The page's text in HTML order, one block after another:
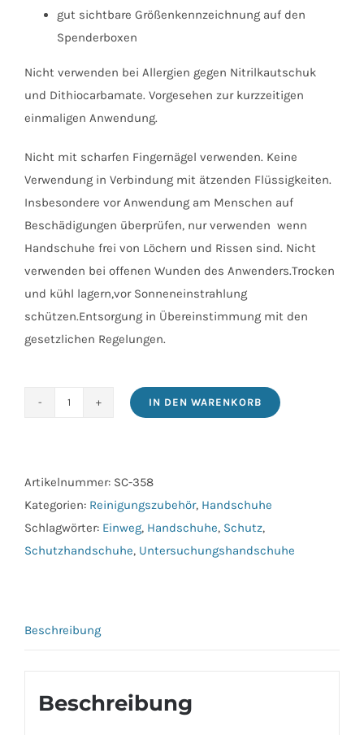
gut sichtbare Größenkennzeichnung auf den
Spenderboxen
Nicht verwenden bei Allergien gegen Nitrilkautschuk
und Dithiocarbamate. Vorgesehen zur kurzzeitigen
einmaligen Anwendung.
Nicht mit scharfen Fingernägel verwenden. Keine
Verwendung in Verbindung mit ätzenden Flüssigkeiten.
Insbesondere vor Anwendung am Menschen auf
Beschädigungen überprüfen, nur verwenden wenn
Handschuhe frei von Löchern und Rissen sind. Nicht
verwenden bei offenen Wunden des Anwenders.Trocken
und kühl lagern,vor Sonneneinstrahlung
schützen.Entsorgung in Übereinstimmung mit den
gesetzlichen Regelungen.
Menge
IN DEN WARENKORB
Artikelnummer: SC-358
Kategorien: Reinigungszubehör, Handschuhe
Schlagwörter: Einweg, Handschuhe, Schutz,
Schutzhandschuhe, Untersuchungshandschuhe
Beschreibung
Beschreibung